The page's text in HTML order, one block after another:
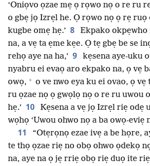
‘Oniọvo ọzae mẹ ọ rọwo nọ o re ru
o gbẹ jọ Izrẹl he. Ọ rọwo nọ ọ rẹ ruọ
kugbe omẹ hẹ.’ 8
Ekpako okpẹwho
na, a vẹ ta ẹme kẹe. Ọ tẹ gbẹ be se
rehọ aye na ha,’ 9
kẹsena aye-uku
nyabru ei evaọ aro ekpako na, ọ vẹ
owọ, + o ve nwo eya ku ei ovao, ọ vẹ
ru ọzae nọ ọ gwọlọ nọ o re ru uwou
hẹ.’ 10 Kẹsena a vẹ jọ Izrẹl riẹ odẹ
wọhọ ‘Uwou ohwo nọ a ba owọ-eviẹ
11
“Otẹrọnọ ezae ivẹ a be họre,
te thọ ọzae riẹ no obọ ohwo ọdekọ
na, aye na ọ jẹ rriẹ obọ riẹ duọ ite